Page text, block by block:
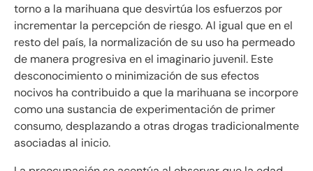
torno a la marihuana que desvirtúa los esfuerzos por
incrementar la percepción de riesgo. Al igual que en el
resto del país, la normalización de su uso ha permeado
de manera progresiva en el imaginario juvenil. Este
desconocimiento o minimización de sus efectos
nocivos ha contribuido a que la marihuana se incorpore
como una sustancia de experimentación de primer
consumo, desplazando a otras drogas tradicionalmente
asociadas al inicio.